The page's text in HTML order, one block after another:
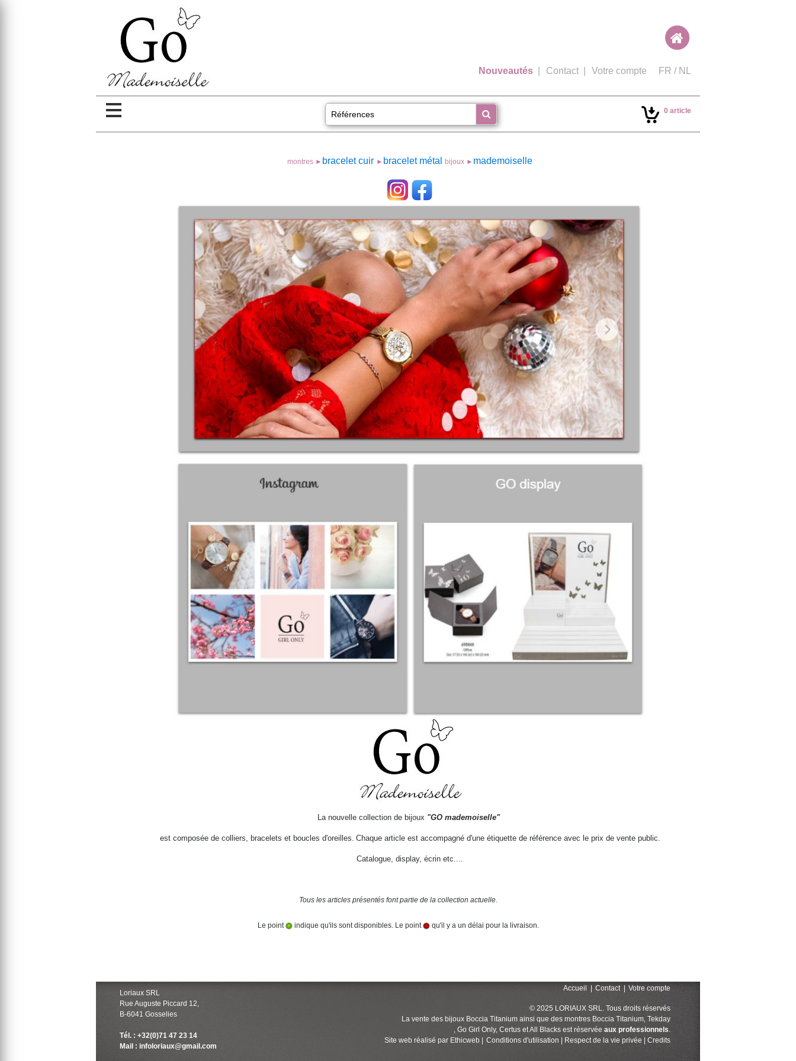
Nouveautés Contact Votre compte FR / NL
0 article
montres ► bracelet cuir ► bracelet métal bijoux ► mademoiselle
La nouvelle collection de bijoux "GO mademoiselle"
est composée de colliers, bracelets et boucles d'oreilles. Chaque article est accompagné d'une étiquette de référence avec le prix de vente public.
Catalogue, display, écrin etc....
Tous les articles présentés font partie de la collection actuelle.
Le point indique qu'ils sont disponibles. Le point qu'il y a un délai pour la livraison.
Loriaux SRL
Rue Auguste Piccard 12,
B-6041 Gosselies
Tél. : +32(0)71 47 23 14
Mail : infoloriaux@gmail.com
Accueil Contact| Votre compte
© 2025 LORIAUX SRL. Tous droits réservés
La vente des bijoux Boccia Titanium ainsi que des montres Boccia Titanium, Tekday
, Go Girl Only, Certus et All Blacks est réservée aux professionnels.
Conditions d'utilisation
Respect de la vie privée Credits
Site web réalisé par Ethicweb